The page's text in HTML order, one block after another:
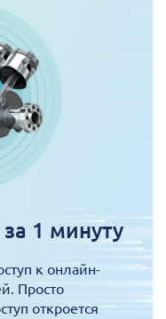
1 минуту
к онлайн-
Просто
откроется